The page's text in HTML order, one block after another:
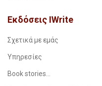
Εκδόσεις IWrite
Σχετικά με εμάς
Υπηρεσίες
Book stories…